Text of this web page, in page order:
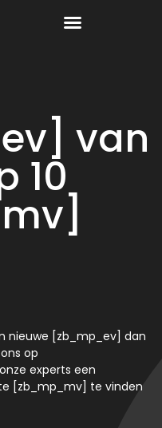
van
10
nieuwe [zb_mp_ev] dan
op
experts een
[zb_mp_mv] te vinden